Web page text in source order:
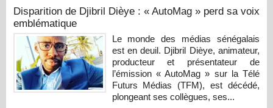
Disparition de Djibril Dièye : « AutoMag » perd sa voix
emblématique
Le monde des médias sénégalais
est en deuil. Djibril Dièye, animateur,
producteur et présentateur de
l’émission « AutoMag » sur la Télé
Futurs Médias (TFM), est décédé,
plongeant ses collègues, ses...